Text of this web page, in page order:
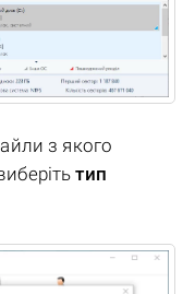
з якого
тип